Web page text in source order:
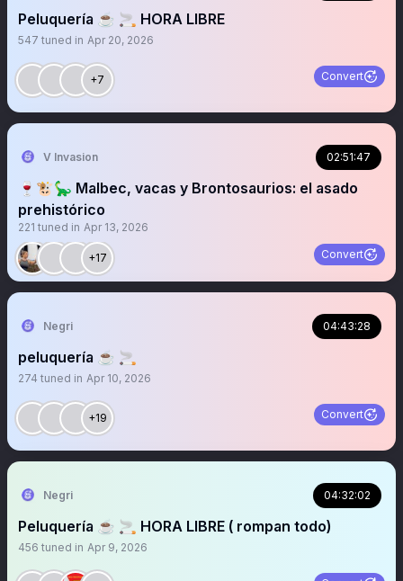
Peluquería ☕️ 🚬 HORA LIBRE
547 tuned in Apr 20, 2026
+7 Convert
V Invasion 02:51:47
🍷🐮🦕 Malbec, vacas y Brontosaurios: el asado
prehistórico
221 tuned in Apr 13, 2026
+17 Convert
Negri 04:43:28
peluquería ☕️ 🚬
274 tuned in Apr 10, 2026
+19 Convert
Negri 04:32:02
Peluquería ☕️ 🚬 HORA LIBRE ( rompan todo)
456 tuned in Apr 9, 2026